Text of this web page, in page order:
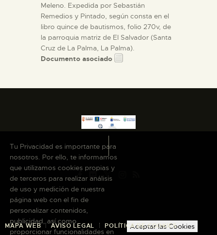
Meleno. Expedida por Sebastián
Remedios y Pintado, según consta en el
libro quince de bautismos, folio 270v, de
la parroquia matriz de El Salvador (Santa
Cruz de La Palma, La Palma).
Documento asociado
MAPA WEB AVISO LEGAL POLÍTICA DE COOKIES
Tu Privacidad es importante para
nosotros. Por ello, te informamos
que utilizamos cookies propias y
de terceros para realizar análisis
de uso y medición de nuestra
página web con el fin de
personalizar contenidos,
publicidad, así como
proporcionar funcionalidades en
Aceptar las Cookies